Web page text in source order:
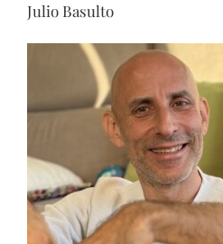
Julio Basulto